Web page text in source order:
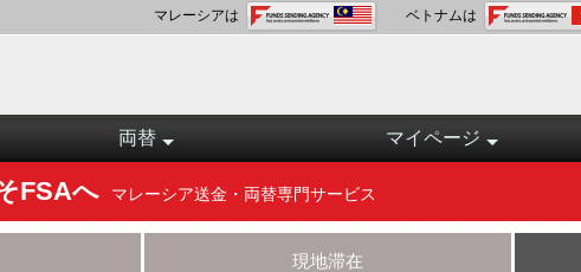
マレーシアは ベトナムは
両替 マイページ
FSAへ マレーシア送金・両替専門サービス
現地滞在